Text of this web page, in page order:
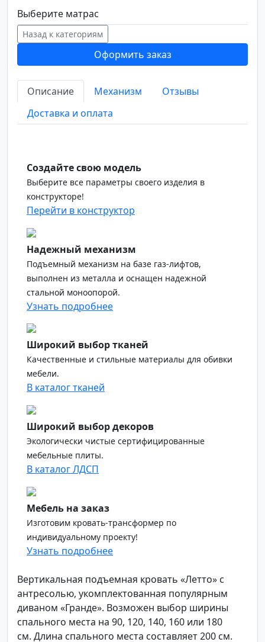
Выберите матрас
Назад к категориям
Оформить заказ
Описание Механизм
Отзывы
Доставка и оплата
Создайте свою модель
Выберите все параметры своего изделия в
конструкторе!
Перейти в конструктор
Надежный механизм
Подъемный механизм на базе газ-лифтов,
выполнен из металла и оснащен надежной
стальной моноопорой.
Узнать подробнее
Широкий выбор тканей
Качественные и стильные материалы для обивки
мебели.
В каталог тканей
Широкий выбор декоров
Экологически чистые сертифицированные
мебельные плиты.
В каталог ЛДСП
Мебель на заказ
Изготовим кровать-трансформер по
индивидуальному проекту!
Узнать подробнее
Вертикальная подъемная кровать «Летто» с
антресолью, укомплектованная популярным
диваном «Гранде». Возможен выбор ширины
спального места на 90, 120, 140, 160 или 180
см. Длина спального места составляет 200 см.